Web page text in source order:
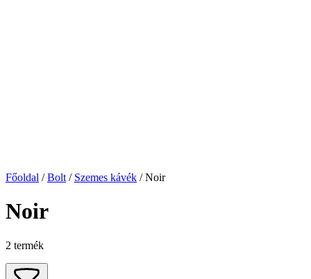
Főoldal / Bolt / Szemes kávék / Noir
Noir
2 termék